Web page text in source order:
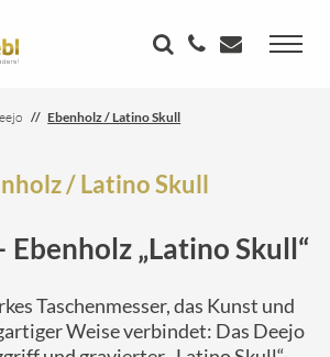
Ebenholz / Latino Skull
/ Latino Skull
Ebenholz „Latino Skull“
Taschenmesser, das Kunst und
Weise verbindet: Das Deejo